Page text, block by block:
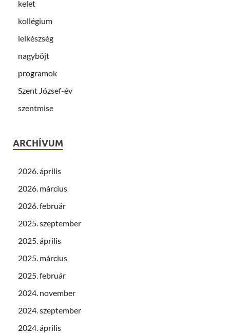
kelet
kollégium
lelkészség
nagyböjt
programok
Szent József-év
szentmise
ARCHÍVUM
2026. április
2026. március
2026. február
2025. szeptember
2025. április
2025. március
2025. február
2024. november
2024. szeptember
2024. április